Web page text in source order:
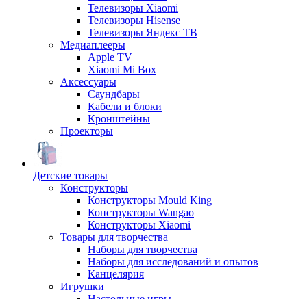
Телевизоры Xiaomi
Телевизоры Hisense
Телевизоры Яндекс ТВ
Медиаплееры
Apple TV
Xiaomi Mi Box
Аксессуары
Саундбары
Кабели и блоки
Кронштейны
Проекторы
Детские товары
Конструкторы
Конструкторы Mould King
Конструкторы Wangao
Конструкторы Xiaomi
Товары для творчества
Наборы для творчества
Наборы для исследований и опытов
Канцелярия
Игрушки